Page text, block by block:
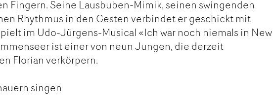
Fingern. Seine Lausbuben-Mimik, seinen swingenden
Rhythmus in den Gesten verbindet er geschickt mit
im Udo-Jürgens-Musical «Ich war noch niemals in New
ist einer von neun Jungen, die derzeit
Florian verkörpern.
singen